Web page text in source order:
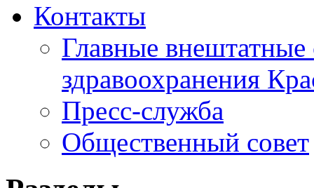
Контакты
Главные внештатные
здравоохранения
Пресс-служба
Общественный совет